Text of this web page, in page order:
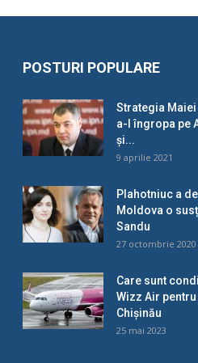
POSTURI POPULARE
Strategia
a-l îngropa pe
și...
9 aprilie 2021
Plahotniuc a
Moldova o
Sandu
27 octombrie 2020
Care sunt
Wizz Air
Chișinău
25 mai 2023